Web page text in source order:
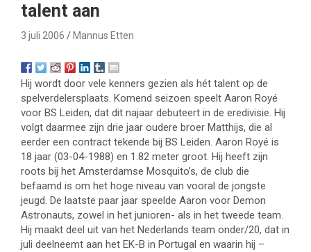
talent aan
3 juli 2006 Mannus Etten
Hij wordt door vele kenners gezien als hét talent op de
spelverdelersplaats. Komend seizoen speelt Aaron Royé
voor BS Leiden, dat dit najaar debuteert in de eredivisie. Hij
volgt daarmee zijn drie jaar oudere broer Matthijs, die al
eerder een contract tekende bij BS Leiden. Aaron Royé is
18 jaar (03-04-1988) en 1.82 meter groot. Hij heeft zijn
roots bij het Amsterdamse Mosquito’s, de club die
befaamd is om het hoge niveau van vooral de jongste
jeugd. De laatste paar jaar speelde Aaron voor Demon
Astronauts, zowel in het junioren- als in het tweede team.
Hij maakt deel uit van het Nederlands team onder/20, dat in
juli deelneemt aan het EK-B in Portugal en waarin hij –